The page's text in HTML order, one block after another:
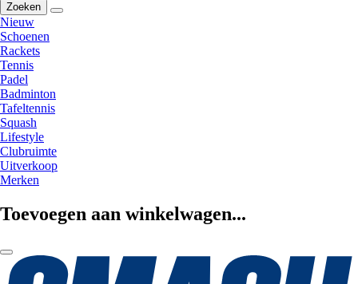
Zoeken
Nieuw
Schoenen
Rackets
Tennis
Padel
Badminton
Tafeltennis
Squash
Lifestyle
Clubruimte
Uitverkoop
Merken
Toevoegen aan winkelwagen...